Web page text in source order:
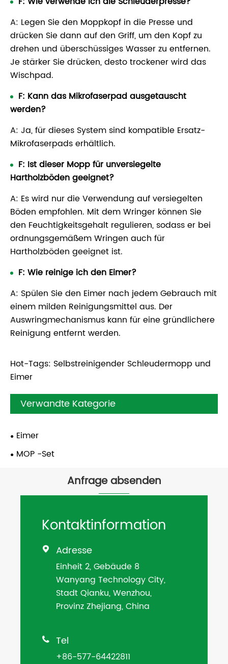
A: Legen Sie den Moppkopf in die Presse und
drücken Sie dann auf den Griff, um den Kopf zu
drehen und überschüssiges Wasser zu entfernen.
Je stärker Sie drücken, desto trockener wird das
Wischpad.
F: Kann das Mikrofaserpad ausgetauscht
werden?
A: Ja, für dieses System sind kompatible Ersatz-
Mikrofaserpads erhältlich.
F: Ist dieser Mopp für unversiegelte
Hartholzböden geeignet?
A: Es wird nur die Verwendung auf versiegelten
Böden empfohlen. Mit dem Wringer können Sie
den Feuchtigkeitsgehalt regulieren, sodass er bei
ordnungsgemäßem Wringen auch für
Hartholzböden geeignet ist.
F: Wie reinige ich den Eimer?
A: Spülen Sie den Eimer nach jedem Gebrauch mit
einem milden Reinigungsmittel aus. Der
Auswringmechanismus kann für eine gründlichere
Reinigung entfernt werden.
Hot-Tags: Selbstreinigender Schleudermopp und
Eimer
Verwandte Kategorie
Eimer
MOP -Set
Anfrage absenden
Kontaktinformation
 Adresse
Einheit 2, Gebäude 8
Wanyang Technology City,
Stadt Qianku, Wenzhou,
Provinz Zhejiang, China
 Tel
+86-577-64422811